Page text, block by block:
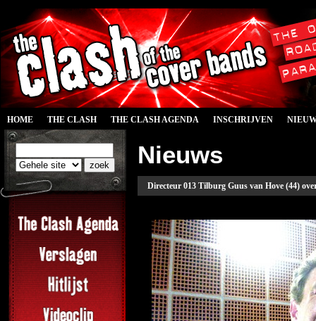
HOME THE CLASH THE CLASH AGENDA INSCHRIJVEN
Nieuws
Directeur 013 Tilburg Guus van Hove (44)